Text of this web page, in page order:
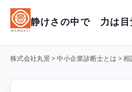
静けさの中で 力は目
株式会社丸景>中小企業診断士とは >